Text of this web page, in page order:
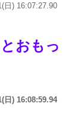
日) 16:07:27.90
おもっ
日) 16:08:59.94